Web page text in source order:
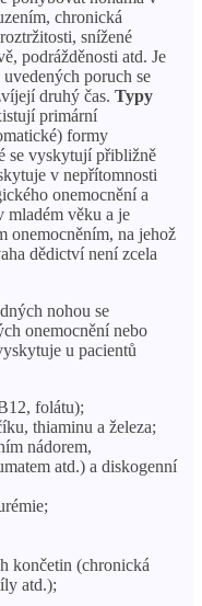
chronická
snížené
podrážděnosti atd. Je
poruch se
druhý čas. Typy
primární
formy
se vyskytují přibližně
v nepřítomnosti
onemocnění a
mladém věku a je
onemocněním, na jehož
dědictví není zcela
nohou se
onemocnění nebo
u pacientů
folátu);
thiaminu a železa;
nádorem,
atd.) a diskogenní
končetin (chronická
atd.);